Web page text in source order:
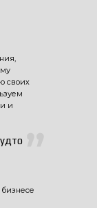
своих
и